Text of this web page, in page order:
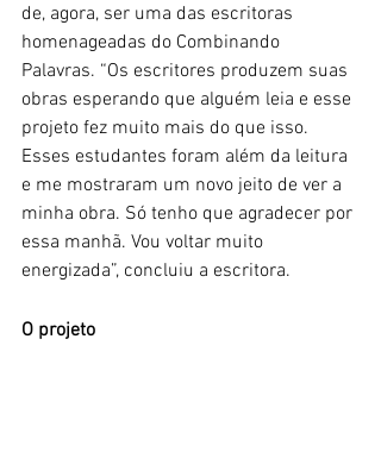
de, agora, ser uma das escritoras
homenageadas do Combinando
Palavras. “Os escritores produzem suas
obras esperando que alguém leia e esse
projeto fez muito mais do que isso.
Esses estudantes foram além da leitura
e me mostraram um novo jeito de ver a
minha obra. Só tenho que agradecer por
essa manhã. Vou voltar muito
energizada”, concluiu a escritora.
O projeto